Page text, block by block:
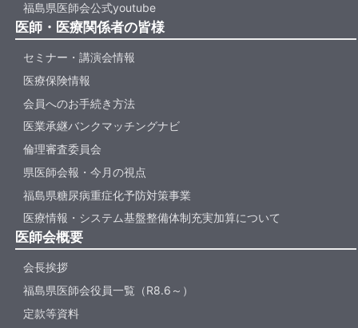
福島県医師会公式youtube
医師・医療関係者の皆様
セミナー・講演会情報
医療保険情報
会員へのお手続き方法
医業承継バンクマッチングナビ
倫理審査委員会
県医師会報・今月の視点
福島県糖尿病重症化予防対策事業
医療情報・システム基盤整備体制充実加算について
医師会概要
会長挨拶
福島県医師会役員一覧（R8.6～）
定款等資料